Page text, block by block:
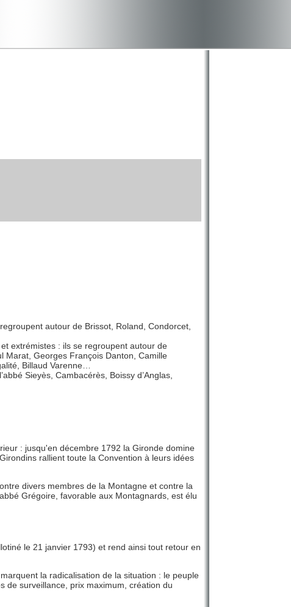
autour de Brissot, Roland, Condorcet,
extrémistes : ils se regroupent autour de
Marat, Georges François Danton, Camille
Billaud Varenne…
Sieyès, Cambacérès, Boissy d’Anglas,
: jusqu'en décembre 1792 la Gironde domine
rallient toute la Convention à leurs idées
divers membres de la Montagne et contre la
Grégoire, favorable aux Montagnards, est élu
le 21 janvier 1793) et rend ainsi tout retour en
la radicalisation de la situation : le peuple
de surveillance, prix maximum, création du